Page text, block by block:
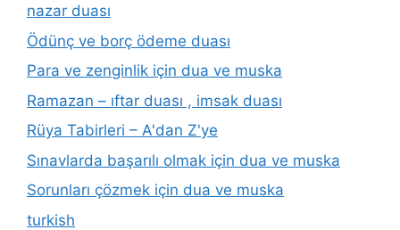
nazar duası
Ödünç ve borç ödeme duası
Para ve zenginlik için dua ve muska
Ramazan – ıftar duası , imsak duası
Rüya Tabirleri – A'dan Z'ye
Sınavlarda başarılı olmak için dua ve muska
Sorunları çözmek için dua ve muska
turkish